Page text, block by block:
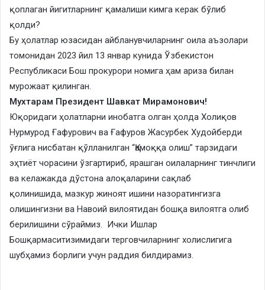
қоплаган йигитларнинг қамалиши кимга керак бўлиб
қолди?
​Бу ҳолатлар юзасидан айбланувчиларнинг оила аъзолари
томонидан 2023 йил 13 январ кунида Ўзбекистон
Республикаси Бош прокурори номига ҳам ариза билан
мурожаат қилинган.
Мухтарам Президент Шавкат Мирамонович!
Юқоридаги ҳолатларни инобатга олган ҳолда Холиқов
Нурмурод Ғафурович ва Ғафуров Жасурбек Худойберди
ўғлига нисбатан қўлланилган “Қамоққа олиш” тарзидаги
эҳтиёт чорасини ўзгартириб, ярашган оилаларнинг тинчлиги
ва келажакда дўстона алоқаларини сақлаб
қолинишида, мазкур жиноят ишини назоратингизга
олишингизни ва Навоий вилоятидан бошқа вилоятга олиб
берилишини сўраймиз. Ички Ишлар
Бошқармаситизимидаги терговчиларнинг холислигига
шубҳамиз борлиги учун раддия билдирамиз.